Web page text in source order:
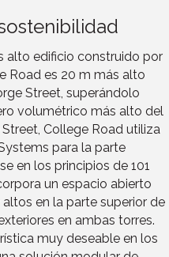
alto edificio construido por
Road es 20 m más alto
Street, superándolo
volumétrico más alto del
College Road utiliza
para la parte
en los principios de 101
un espacio abierto
en la parte superior de
en ambas torres.
muy deseable en los